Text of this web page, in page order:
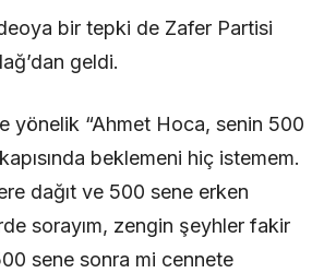
bir tepki de Zafer Partisi
geldi.
yönelik “Ahmet Hoca, senin 500
beklemeni hiç istemem.
dağıt ve 500 sene erken
sorayım, zengin şeyhler fakir
sene sonra mi cennete